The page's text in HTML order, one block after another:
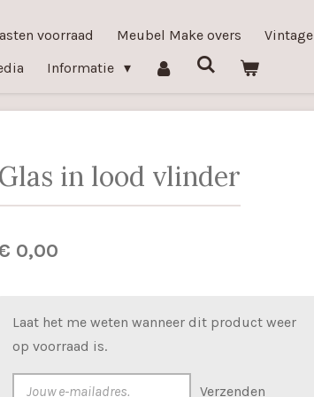
voorraad Meubel Make overs
Vintage
Informatie
Glas in lood vlinder
0,00
Laat het me weten wanneer dit product weer
op voorraad is.
Verzenden